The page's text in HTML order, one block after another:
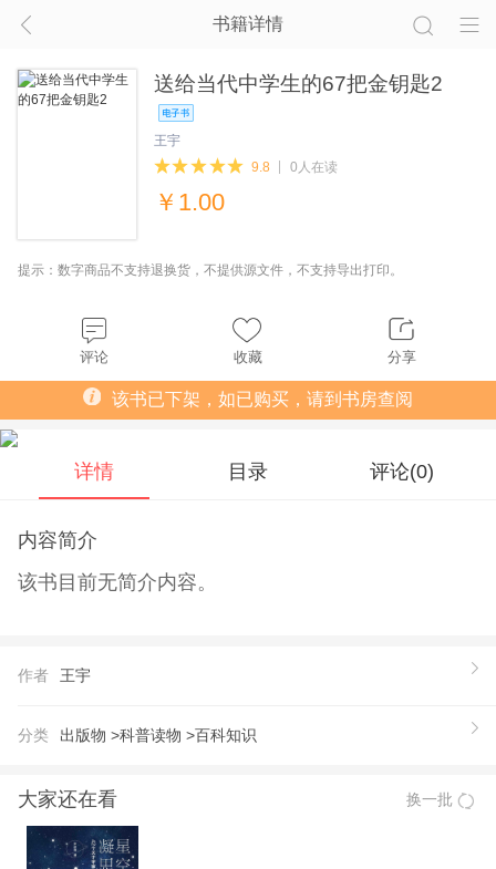
书籍详情
送给当代中学生的67把金钥匙2
王宇
9.8
0人在读
￥ 1.00
提示：数字商品不支持退换货，不提供源文件，不支持导出打印。
评论 收藏 分享
该书已下架，如已购买，请到书房查阅
详情 目录 评论(0)
内容简介
该书目前无简介内容。
作者 王宇
分类 出版物 >科普读物 >百科知识
大家还在看 换一批